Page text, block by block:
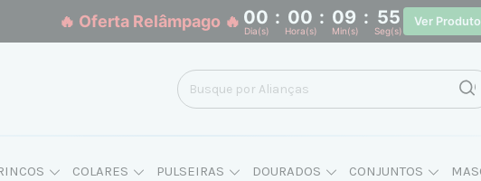
🔥 Oferta Relâmpago 🔥 00 : 00 : 09 : 55
Dia(s) Hora(s) Min(s) Seg(s)
Ver
COLARES PULSEIRAS DOURADOS CONJUNTOS